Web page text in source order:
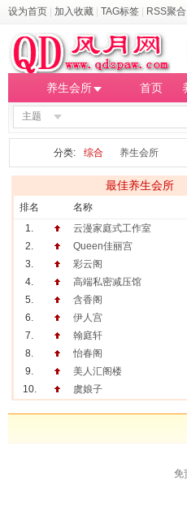
设为首页 加入收藏 TAG标签 RSS聚合
养生会所 首页
主题
分类: 综合 养生会所
最佳养生会所
排名 名称
1.
云漫家庭式工作室
2.
Queen佳丽宫
3.
彩云阁
4.
高端私密减压馆
5.
含香阁
6.
伊人宫
7.
翰庭轩
8.
怡春阁
9.
美人汇阁楼
10.
虞娘子
免